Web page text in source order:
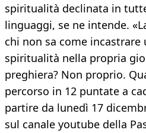
spiritualità declinata in
linguaggi, se ne intende.
chi non sa come
spiritualità nella propria
preghiera? Non proprio.
percorso in 12 puntate a
partire da lunedì 17
sul canale youtube della